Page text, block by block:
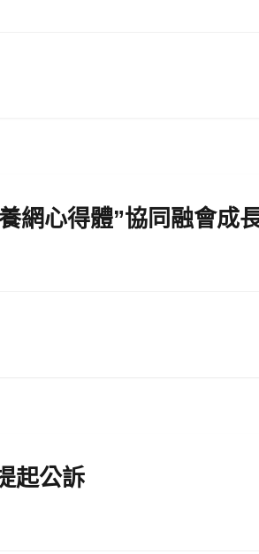
網心得體”協同融會成
起公訴